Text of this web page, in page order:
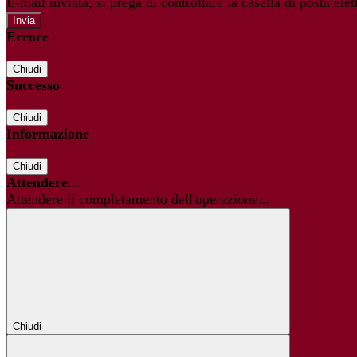
Errore
Chiudi
Successo
Chiudi
Informazione
Chiudi
Attendere...
Attendere il completamento dell'operazione...
Chiudi